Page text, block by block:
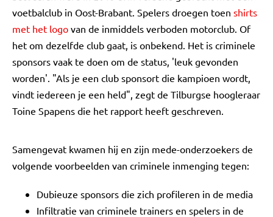
voetbalclub in Oost-Brabant. Spelers droegen toen shirts
met het logo van de inmiddels verboden motorclub. Of
het om dezelfde club gaat, is onbekend. Het is criminele
sponsors vaak te doen om de status, 'leuk gevonden
worden'. "Als je een club sponsort die kampioen wordt,
vindt iedereen je een held", zegt de Tilburgse hoogleraar
Toine Spapens die het rapport heeft geschreven.
Samengevat kwamen hij en zijn mede-onderzoekers de
volgende voorbeelden van criminele inmenging tegen:
Dubieuze sponsors die zich profileren in de media
Infiltratie van criminele trainers en spelers in de